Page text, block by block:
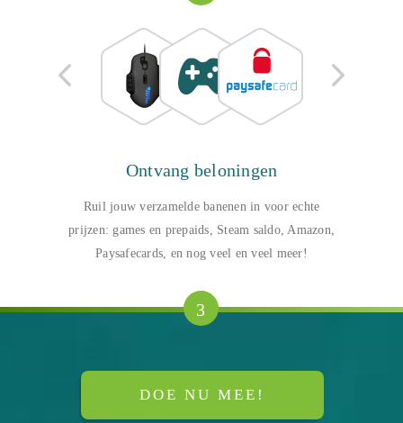
Ontvang beloningen
Ruil jouw verzamelde banenen in voor echte
prijzen: games en prepaids, Steam saldo, Amazon,
Paysafecards, en nog veel en veel meer!
3
DOE NU MEE!